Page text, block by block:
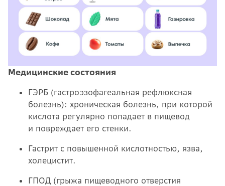
Медицинские состояния
ГЭРБ (гастроэзофагеальная рефлюксная
болезнь): хроническая болезнь, при которой
кислота регулярно попадает в пищевод
и повреждает его стенки.
Гастрит с повышенной кислотностью, язва,
холецистит.
ГПОД (грыжа пищеводного отверстия